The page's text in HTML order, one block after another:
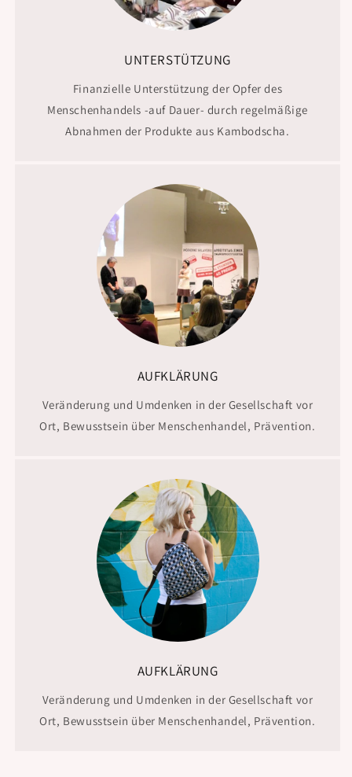
UNTERSTÜTZUNG
Finanzielle Unterstützung der Opfer des
Menschenhandels -auf Dauer- durch regelmäßige
Abnahmen der Produkte aus Kambodscha.
AUFKLÄRUNG
Veränderung und Umdenken in der Gesellschaft vor
Ort, Bewusstsein über Menschenhandel, Prävention.
AUFKLÄRUNG
Veränderung und Umdenken in der Gesellschaft vor
Ort, Bewusstsein über Menschenhandel, Prävention.